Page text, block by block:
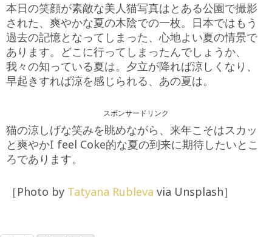
本日の笑顔が素敵な美人猫写真はとある公園で撮影
された、爽やかな夏の木陰での一枚。日本ではもう
過去の記憶となってしまった、心地よい夏の情景で
あります。どこに行ってしまったんでしょうか、
我々の知っている夏は。夕立が降れば涼しくなり、
早起きすれば涼を感じられる、あの夏は。
スポンサードリンク
猫の涼しげな笑みを眺めながら、来年こそはスカッ
と爽やかI feel Coke的な夏の到来に期待したいとこ
ろであります。
［Photo by Tatyana Rubleva via Unsplash］